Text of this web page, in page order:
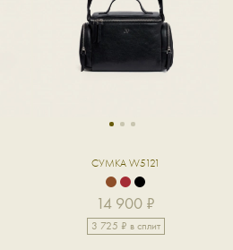
1 2 3
СУМКА W5121
14 900 ₽
3 725 ₽ в сплит